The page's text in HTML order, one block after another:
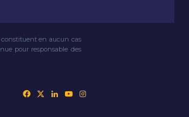
en aucun cas
pour responsable des
FacebookLinkedinYouTube